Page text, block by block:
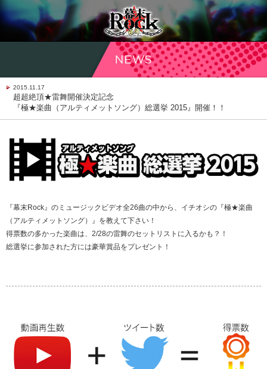
2015.11.17
超超絶頂★雷舞開催決定記念
『極★楽曲（アルティメットソング）総選挙 2015』開催！！
『幕末Rock』のミュージックビデオ全26曲の中から、イチオシの『極★楽曲
（アルティメットソング）』を教えて下さい！
得票数の多かった楽曲は、2/28の雷舞のセットリストに入るかも？！
総選挙に参加された方には豪華賞品をプレゼント！